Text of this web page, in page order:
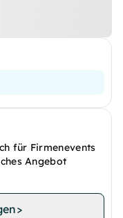
für Firmenevents
Angebot
>